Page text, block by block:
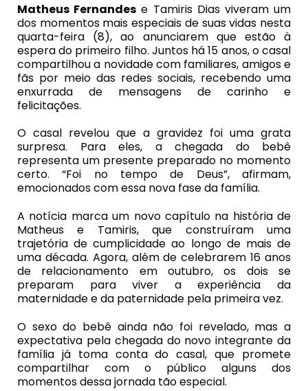
Matheus Fernandes e Tamiris Dias viveram um
dos momentos mais especiais de suas vidas nesta
quarta-feira (8), ao anunciarem que estão à
espera do primeiro filho. Juntos há 15 anos, o casal
compartilhou a novidade com familiares, amigos e
fãs por meio das redes sociais, recebendo uma
enxurrada de mensagens de carinho e
felicitações.
O casal revelou que a gravidez foi uma grata
surpresa. Para eles, a chegada do bebê
representa um presente preparado no momento
certo. “Foi no tempo de Deus”, afirmam,
emocionados com essa nova fase da família.
A notícia marca um novo capítulo na história de
Matheus e Tamiris, que construíram uma
trajetória de cumplicidade ao longo de mais de
uma década. Agora, além de celebrarem 16 anos
de relacionamento em outubro, os dois se
preparam para viver a experiência da
maternidade e da paternidade pela primeira vez.
O sexo do bebê ainda não foi revelado, mas a
expectativa pela chegada do novo integrante da
família já toma conta do casal, que promete
compartilhar com o público alguns dos
momentos dessa jornada tão especial.